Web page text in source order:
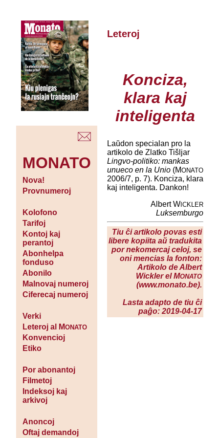
MONATO
Nova!
Provnumeroj
Kolofono
Tarifoj
Kontoj kaj
perantoj
Abonhelpa
fonduso
Abonilo
Malnovaj numeroj
Ciferecaj numeroj
Verki
Leteroj al MONATO
Konvencioj
Etiko
Por abonantoj
Filmetoj
Indeksoj kaj
arkivoj
Anoncoj
Oftaj demandoj
Leteroj
Konciza,
klara kaj
inteligenta
Laŭdon specialan pro la
artikolo de Zlatko Tišljar
Lingvo-politiko: mankas
unueco en la Unio(MONATO
2006/7, p. 7). Konciza, klara
kaj inteligenta. Dankon!
Albert WICKLER
Luksemburgo
Tiu ĉi artikolo povas esti
libere kopiita aŭ tradukita
por nekomercaj celoj, se
oni mencias la fonton:
Artikolo de Albert
Wickler el MONATO
(www.monato.be).
Lasta adapto de tiu ĉi
paĝo: 2019-04-17